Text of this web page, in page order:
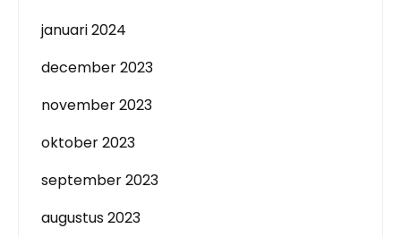
januari 2024
december 2023
november 2023
oktober 2023
september 2023
augustus 2023